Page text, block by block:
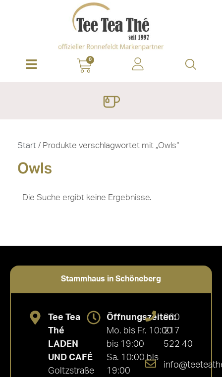
0
Start / Produkte verschlagwortet mit „Owls“
Owls
Die Suche ergibt keine Ergebnisse.
Stammhaus in Schöneberg
Tee Tea
Thé
LADEN
UND CAFÉ
Goltzstraße
Öffnungszeiten:
Mo. bis Fr. 10:00
bis 19:00
Sa. 10:00 bis
19:00
030
217
522 40